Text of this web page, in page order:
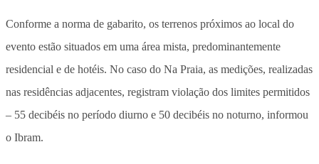
Conforme a norma de gabarito, os terrenos próximos ao local do
evento estão situados em uma área mista, predominantemente
residencial e de hotéis. No caso do Na Praia, as medições, realizadas
nas residências adjacentes, registram violação dos limites permitidos
– 55 decibéis no período diurno e 50 decibéis no noturno, informou
o Ibram.